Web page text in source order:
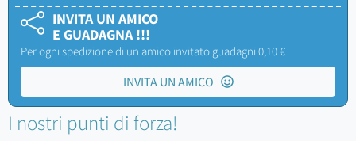
INVITA UN AMICO
E GUADAGNA !!!
Per ogni spedizione di un amico invitato guadagni 0,10 €
INVITA UN AMICO
I nostri punti di forza!